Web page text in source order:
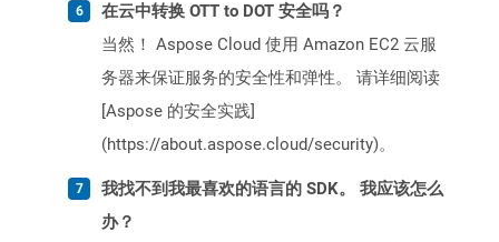
在云中转换 OTT to DOT 安全吗？
当然！ Aspose Cloud 使用 Amazon EC2 云服
务器来保证服务的安全性和弹性。 请详细阅读
[Aspose 的安全实践]
(https://about.aspose.cloud/security)。
我找不到我最喜欢的语言的 SDK。 我应该怎么
办？